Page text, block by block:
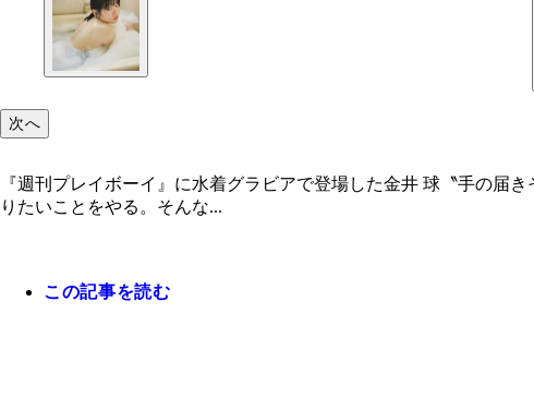
次へ
『週刊プレイボーイ』に水着グラビアで登場した金井 球〝手の届
りたいことをやる。そんな...
この記事を読む